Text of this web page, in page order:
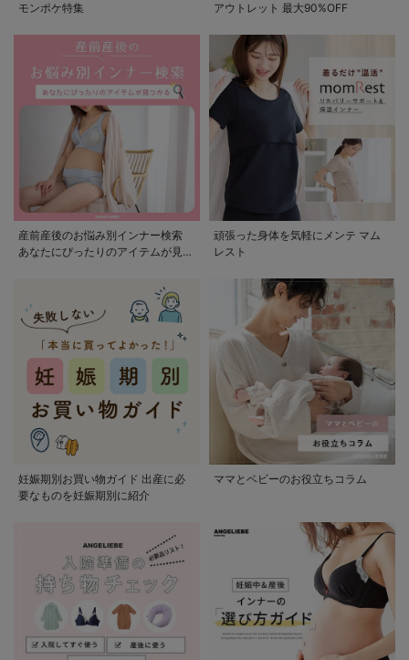
モンポケ特集 アウトレット 最大90%OFF
産前産後のお悩み別インナー検索
あなたにぴったりのアイテムが見つ
頑張った身体を気軽にメンテ マム
レスト
妊娠期別お買い物ガイド 出産に必
要なものを妊娠期別に紹介
ママとベビーのお役立ちコラム